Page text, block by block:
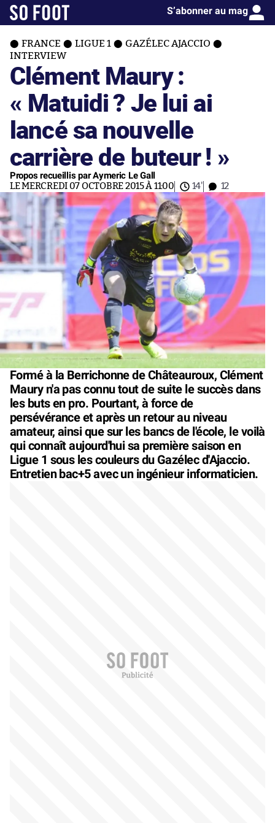
S’abonner au mag
FRANCE LIGUE 1
GAZÉLEC AJACCIO
INTERVIEW
Clément Maury :
« Matuidi ? Je lui ai
lancé sa nouvelle
carrière de buteur ! »
Propos recueillis par Aymeric Le Gall
LE MERCREDI 07 OCTOBRE 2015 À 11:00 14' 12
Formé à la Berrichonne de Châteauroux, Clément
Maury n'a pas connu tout de suite le succès dans
les buts en pro. Pourtant, à force de
persévérance et après un retour au niveau
amateur, ainsi que sur les bancs de l'école, le voilà
qui connaît aujourd'hui sa première saison en
Ligue 1 sous les couleurs du Gazélec d'Ajaccio.
Entretien bac+5 avec un ingénieur informaticien.